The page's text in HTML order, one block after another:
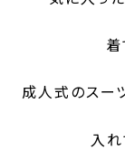
着
成人式のスー
入